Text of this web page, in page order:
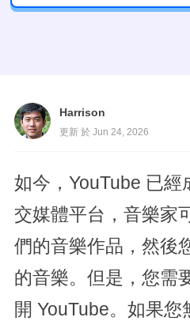
Harrison
更新 於 Jun 24, 2026
如今，YouTube 已經
交媒體平台，音樂家
們的音樂作品，然後
的音樂。但是，您需
開 YouTube。如果